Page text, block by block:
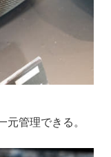
管理できる。